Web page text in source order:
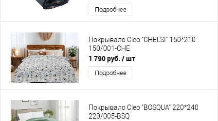
Подробнее
Покрывало Cleo "CHELSI" 150*210
150/001-CHE
1 790 руб. / шт
Подробнее
Покрывало Cleo "BOSQUA" 220*240
220/005-BSQ